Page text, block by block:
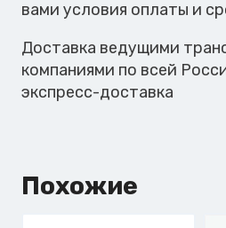
вами условия оплаты и
Доставка ведущими
компаниями по всей
экспресс-доставка
Похожие